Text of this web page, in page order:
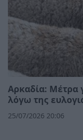
Αρκαδία: Μέτρα
λόγω της
25/07/2026 20:06